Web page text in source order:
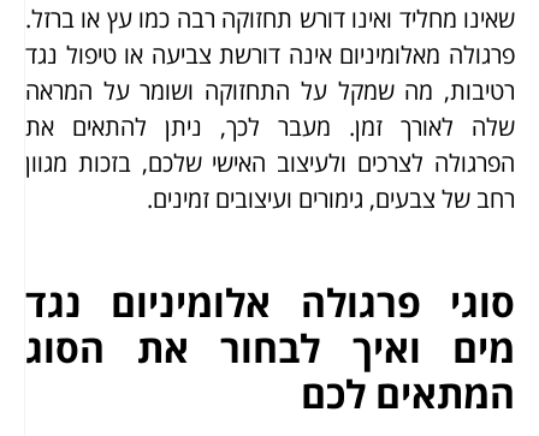
שאינו מחליד ואינו דורש תחזוקה רבה כמו עץ או ברזל.
פרגולה מאלומיניום אינה דורשת צביעה או טיפול נגד
רטיבות, מה שמקל על התחזוקה ושומר על המראה
שלה לאורך זמן. מעבר לכך, ניתן להתאים את
הפרגולה לצרכים ולעיצוב האישי שלכם, בזכות מגוון
רחב של צבעים, גימורים ועיצובים זמינים.
סוגי פרגולה אלומיניום נגד
מים ואיך לבחור את הסוג
המתאים לכם